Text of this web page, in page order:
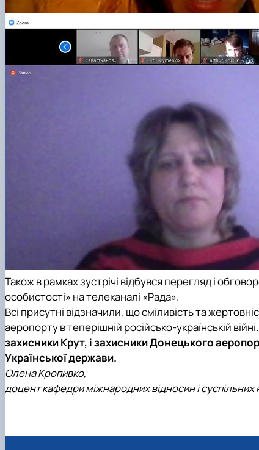
Також в рамках зустрічі відбувся перегляд і
особистості» на телеканалі «Рада».
Всі присутні відзначили, що сміливість та
аеропорту в теперішній російсько-українській війні.
захисники Крут, і захисники Донецького
Української держави.
Олена Кропивко,
доцент кафедри міжнародних відносин і суспільних